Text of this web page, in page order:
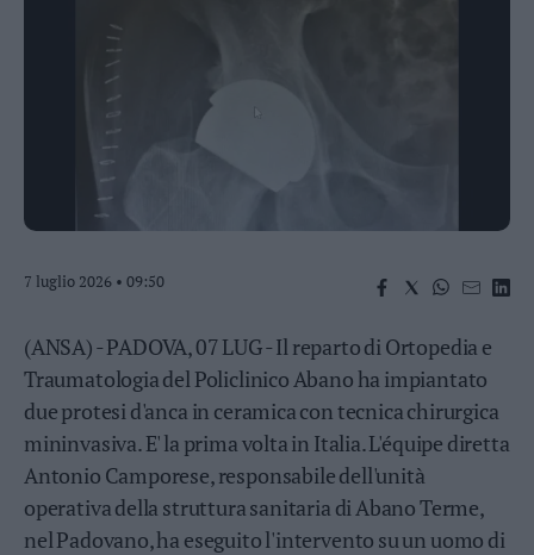
Pergine
–
Basso
Sarca
Ledro
Lavis
–
Rotaliana
Valle
7 luglio 2026 • 09:50
(ANSA) - PADOVA, 07 LUG - Il reparto di Ortopedia e
Traumatologia del Policlinico Abano ha impiantato
due protesi d'anca in ceramica con tecnica chirurgica
mininvasiva. E' la prima volta in Italia. L'équipe diretta
Antonio Camporese, responsabile dell'unità
operativa della struttura sanitaria di Abano Terme,
nel Padovano, ha eseguito l'intervento su un uomo di